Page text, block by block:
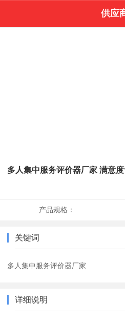
供应
多人集中服务评价器厂家 满意
产品规格：
关键词
多人集中服务评价器厂家
详细说明